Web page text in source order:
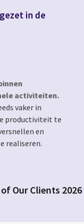
in de
activiteiten.
vaker in
productiviteit te
en
realiseren.
Our Clients 2026